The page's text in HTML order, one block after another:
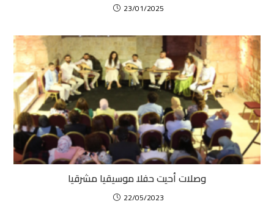
23/01/2025
وصلات أحيت حفلا موسيقيا مشرقيا
22/05/2023